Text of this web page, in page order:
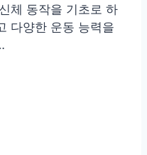
체 동작을 기초로 하
다양한 운동 능력을